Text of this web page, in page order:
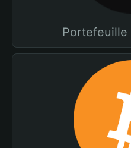
Portefeuille